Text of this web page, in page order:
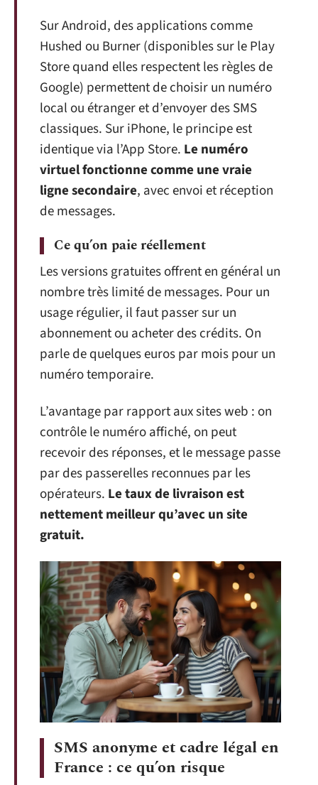
Sur Android, des applications comme
Hushed ou Burner (disponibles sur le Play
Store quand elles respectent les règles de
Google) permettent de choisir un numéro
local ou étranger et d’envoyer des SMS
classiques. Sur iPhone, le principe est
identique via l’App Store. Le numéro
virtuel fonctionne comme une vraie
ligne secondaire, avec envoi et réception
de messages.
Ce qu’on paie réellement
Les versions gratuites offrent en général un
nombre très limité de messages. Pour un
usage régulier, il faut passer sur un
abonnement ou acheter des crédits. On
parle de quelques euros par mois pour un
numéro temporaire.
L’avantage par rapport aux sites web : on
contrôle le numéro affiché, on peut
recevoir des réponses, et le message passe
par des passerelles reconnues par les
opérateurs. Le taux de livraison est
nettement meilleur qu’avec un site
gratuit.
SMS anonyme et cadre légal en
France : ce qu’on risque